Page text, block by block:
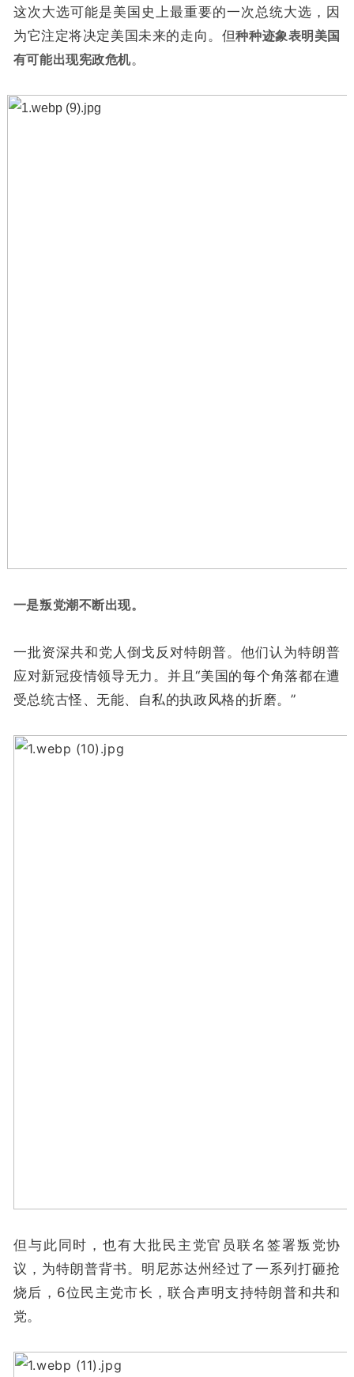
这次大选可能是美国史上最重要的一次总统大选，因
为它注定将决定美国未来的走向。但种种迹象表明美国
有可能出现宪政危机。
一是叛党潮不断出现。
一批资深共和党人倒戈反对特朗普。他们认为特朗普
应对新冠疫情领导无力。并且“美国的每个角落都在遭
受总统古怪、无能、自私的执政风格的折磨。”
但与此同时，也有大批民主党官员联名签署叛党协
议，为特朗普背书。明尼苏达州经过了一系列打砸抢
烧后，6位民主党市长，联合声明支持特朗普和共和
党。